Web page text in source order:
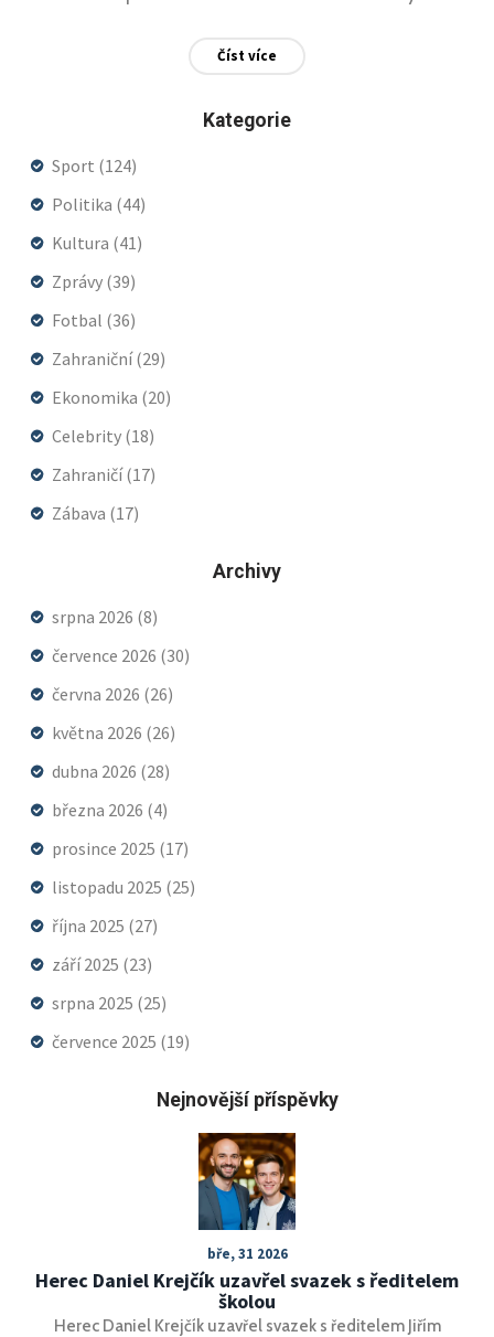
odhalení vína na náměstí Svornosti nabídla
místních vinařů.
Číst více
Kategorie
Sport (124)
Politika (44)
Kultura (41)
Zprávy (39)
Fotbal (36)
Zahraniční(29)
Ekonomika (20)
Celebrity (18)
Zahraničí(17)
Zábava (17)
Archivy
srpna 2026 (8)
července 2026 (30)
června 2026 (26)
května 2026 (26)
dubna 2026 (28)
března 2026 (4)
prosince 2025 (17)
listopadu 2025 (25)
října 2025 (27)
září 2025 (23)
srpna 2025 (25)
července 2025 (19)
Nejnovější příspěvky
bře, 31 2026
Herec Daniel Krejčík uzavřel svazek s ředitelem
školou
Herec Daniel Krejčík uzavřel svazek s ředitelem Jiřím